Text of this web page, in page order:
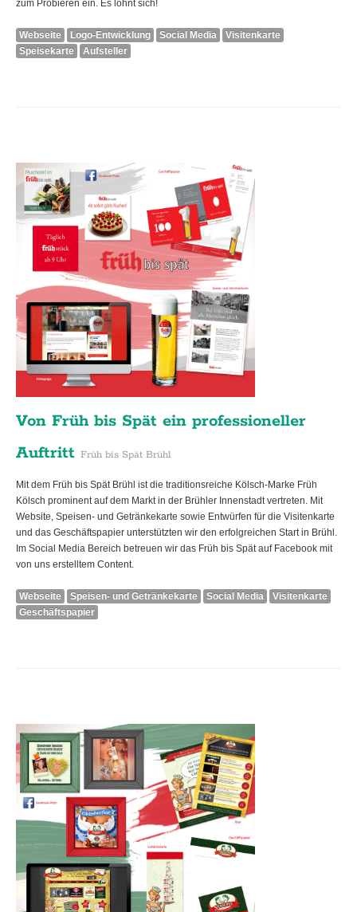
zum Probieren ein. Es lohnt sich!
Webseite Logo-Entwicklung Social Media
Visitenkarte
Speisekarte
Aufsteller
Von Früh bis Spät ein professioneller
Auftritt Früh bis Spät Brühl
Mit dem Früh bis Spät Brühl ist die traditionsreiche Kölsch-Marke Früh
Kölsch prominent auf dem Markt in der Brühler Innenstadt vertreten. Mit
Website, Speisen- und Getränkekarte sowie Entwürfen für die Visitenkarte
und das Geschäftspapier unterstützten wir den erfolgreichen Start in Brühl.
Im Social Media Bereich betreuen wir das Früh bis Spät auf Facebook mit
von uns erstelltem Content.
Webseite Speisen- und Getränkekarte Social Media
Visitenkarte
Geschäftspapier